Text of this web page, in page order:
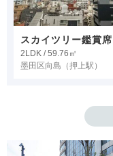
スカイツリー鑑賞席
2LDK / 59.76㎡
墨田区向島 （押上駅）